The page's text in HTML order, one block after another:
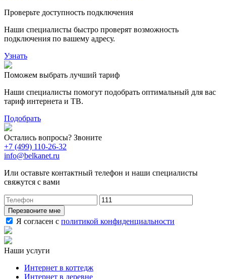
Проверьте доступность подключения
Наши специалисты быстро проверят возможность
подключения по вашему адресу.
Узнать
Поможем выбрать лучший тариф
Наши специалисты помогут подобрать оптимальный для вас
тариф интернета и ТВ.
Подобрать
Остались вопросы? Звоните
+7 (499) 110-26-32
info@belkanet.ru
Или оставьте контактный телефон и наши специалисты
свяжутся с вами
Перезвоните мне
Я согласен с политикой конфиденциальности
Наши услуги
Интернет в коттедж
Интернет в деревне